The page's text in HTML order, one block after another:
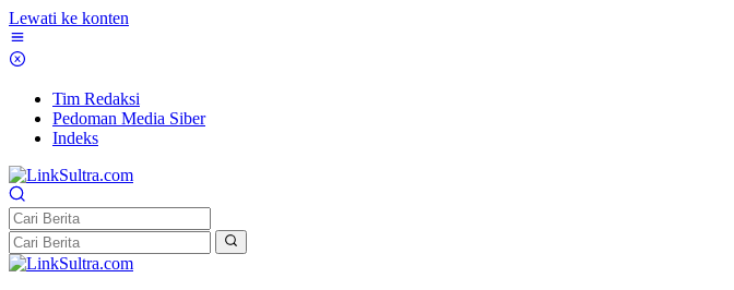
Lewati ke konten
Tim Redaksi
Pedoman Media Siber
Indeks